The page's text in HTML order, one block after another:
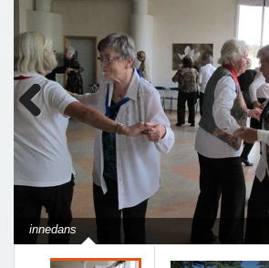
innedans
Previous